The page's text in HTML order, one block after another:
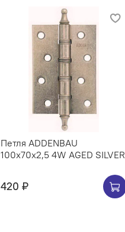
Петля ADDENBAU
100х70х2,5 4W AGED SILVER
420 ₽